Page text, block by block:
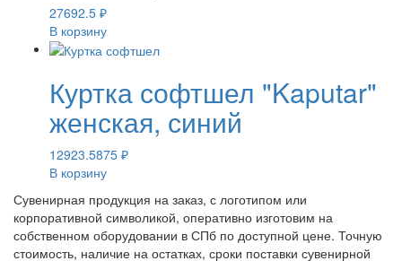
27692.5 ₽
В корзину
Куртка софтшел "Kaputar"
женская, синий
12923.5875 ₽
В корзину
Сувенирная продукция на заказ, с логотипом или
корпоративной символикой, оперативно изготовим на
собственном оборудовании в СПб по доступной цене. Точную
стоимость, наличие на остатках, сроки поставки сувенирной